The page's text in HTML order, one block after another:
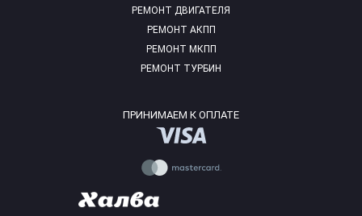
РЕМОНТ ДВИГАТЕЛЯ
РЕМОНТ АКПП
РЕМОНТ МКПП
РЕМОНТ ТУРБИН
ПРИНИМАЕМ К ОПЛАТЕ